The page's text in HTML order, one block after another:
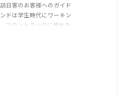
日客のお客様へのガイド
ドは学生時代にワーキン
マウントクックに憧れを